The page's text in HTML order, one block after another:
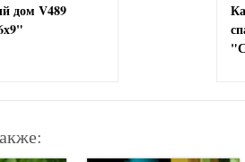
дом V489